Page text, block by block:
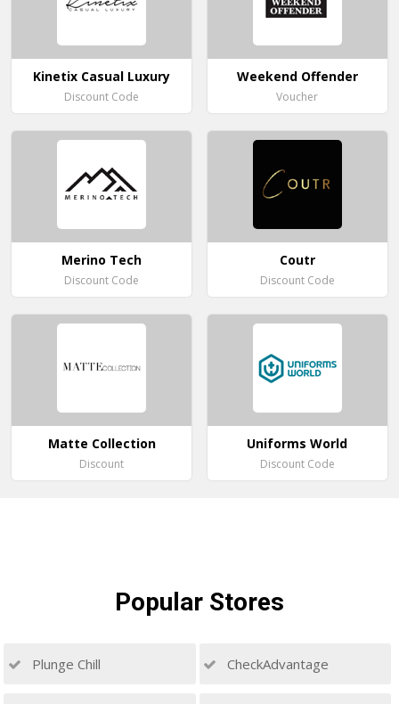
Kinetix Casual Luxury
Discount Code
Weekend Offender
Voucher
Merino Tech
Discount Code
Coutr
Discount Code
Matte Collection
Discount
Uniforms World
Discount Code
Popular Stores
Plunge Chill CheckAdvantage